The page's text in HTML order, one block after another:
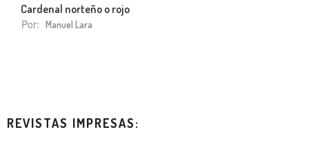
Cardenal norteño o rojo
Por: Manuel Lara
REVISTAS IMPRESAS: